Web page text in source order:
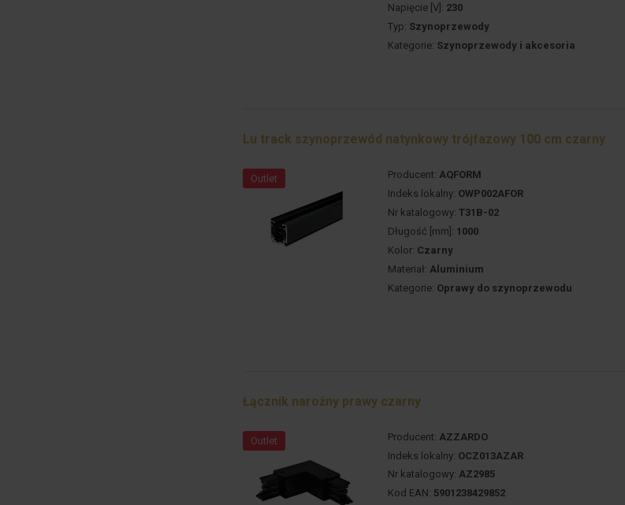
Napięcie [V]: 230
Typ: Szynoprzewody
Kategorie: Szynoprzewody i akcesoria
Lu track szynoprzewód natynkowy trójfazowy 100 cm czarny
Outlet Producent: AQFORM
Indeks lokalny: OWP002AFOR
Nr katalogowy:T31B-02
Długość [mm]: 1000
Kolor: Czarny
Materiał: Aluminium
Kategorie: Oprawy do szynoprzewodu
Łącznik narożny prawy czarny
Outlet Producent: AZZARDO
Indeks lokalny: OCZ013AZAR
Nr katalogowy: AZ2985
Kod EAN: 5901238429852